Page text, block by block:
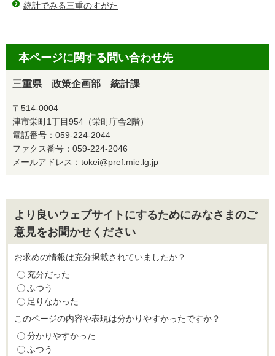
統計でみる三重のすがた
本ページに関する問い合わせ先
三重県 政策企画部 統計課
〒514-0004
津市栄町1丁目954（栄町庁舎2階）
電話番号： 059-224-2044
ファクス番号：059-224-2046
メールアドレス： tokei@pref.mie.lg.jp
より良いウェブサイトにするためにみなさまのご
意見をお聞かせください
お求めの情報は充分掲載されていましたか？
充分だった
ふつう
足りなかった
このページの内容や表現は分かりやすかったですか？
分かりやすかった
ふつう